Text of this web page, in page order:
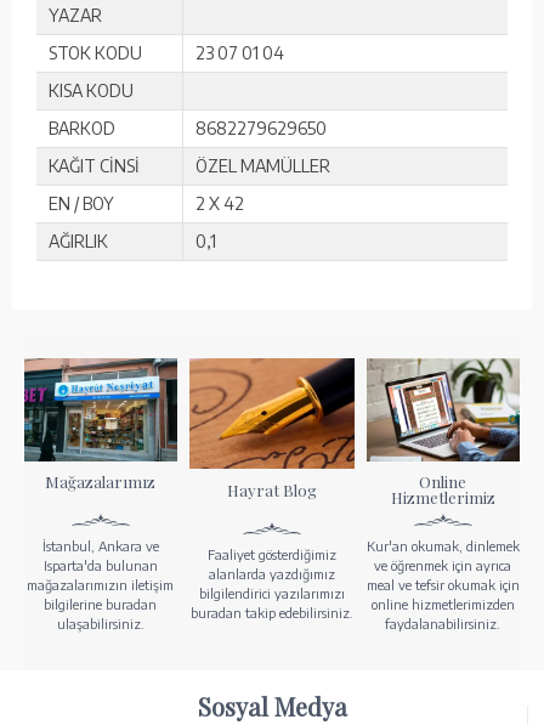
YAZAR
STOK KODU
23 07 01 04
KISA KODU
BARKOD
8682279629650
KAĞIT CİNSİ
ÖZEL MAMÜLLER
EN / BOY
2 X 42
AĞIRLIK
0,1
Mağazalarımız
İstanbul, Ankara ve
Isparta'da bulunan
mağazalarımızın iletişim
bilgilerine buradan
ulaşabilirsiniz.
Hayrat Blog
Faaliyet gösterdiğimiz
alanlarda yazdığımız
bilgilendirici yazılarımızı
buradan takip edebilirsiniz.
Online
Hizmetlerimiz
Kur'an okumak, dinlemek
ve öğrenmek için ayrıca
meal ve tefsir okumak için
online hizmetlerimizden
faydalanabilirsiniz.
Sosyal Medya